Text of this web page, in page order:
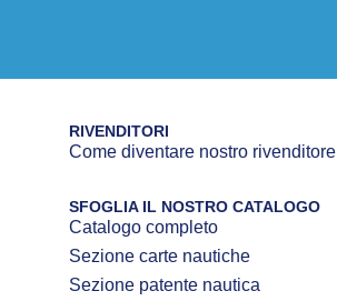
RIVENDITORI
Come diventare nostro rivenditore
SFOGLIA IL NOSTRO CATALOGO
Catalogo completo
Sezione carte nautiche
Sezione patente nautica